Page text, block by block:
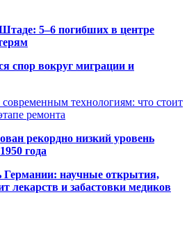
5–6 погибших в центре
спор вокруг миграции и
технологиям: что стоит
ремонта
рекордно низкий уровень
года
Германии: научные открытия,
лекарств и забастовки медиков